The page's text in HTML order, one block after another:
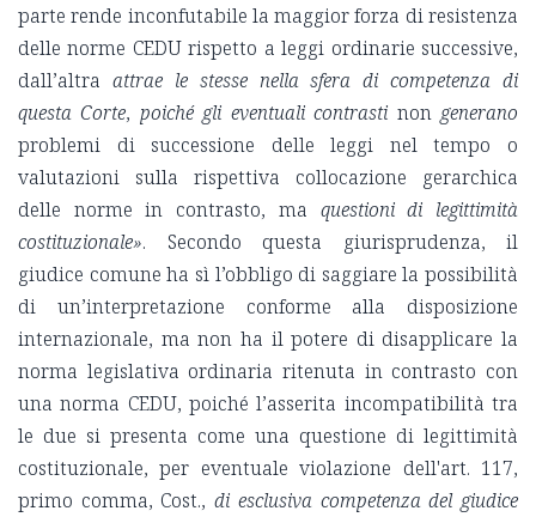
parte rende inconfutabile la maggior forza di resistenza
delle norme CEDU rispetto a leggi ordinarie successive,
dall’altra attrae le stesse nella sfera di competenza di
questa Corte, poiché gli eventuali contrasti nongenerano
problemi di successione delle leggi nel tempo o
valutazioni sulla rispettiva collocazione gerarchica
delle norme in contrasto, ma questioni di legittimità
costituzionale». Secondo questa giurisprudenza, il
giudice comune ha sì l’obbligo di saggiare la possibilità
di un’interpretazione conforme alla disposizione
internazionale, ma non ha il potere di disapplicare la
norma legislativa ordinaria ritenuta in contrasto con
una norma CEDU, poiché l’asserita incompatibilità tra
le due si presenta come una questione di legittimità
costituzionale, per eventuale violazione dell'art. 117,
primo comma, Cost.,di esclusiva competenza del giudice